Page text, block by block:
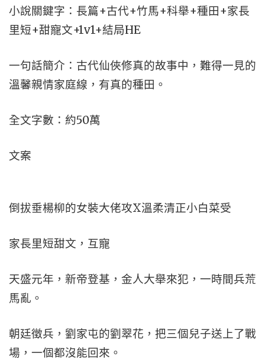
小說關鍵字：長篇+古代+竹馬+科舉+種田+家長
里短+甜寵文+1v1+結局HE
一句話簡介：古代仙俠修真的故事中，難得一見的
溫馨親情家庭線，有真的種田。
全文字數：約50萬
文案
倒拔垂楊柳的女裝大佬攻X溫柔清正小白菜受
家長里短甜文，互寵
天盛元年，新帝登基，金人大舉來犯，一時間兵荒
馬亂。
朝廷徵兵，劉家屯的劉翠花，把三個兒子送上了戰
場，一個都沒能回來。